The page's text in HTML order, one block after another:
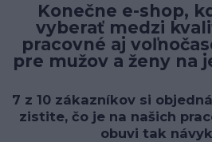
Konečne e-shop,
vyberať medzi
pracovné aj
pre mužov a ženy na
7 z 10 zákazníkov si
zistite, čo je na našich
obuvi tak